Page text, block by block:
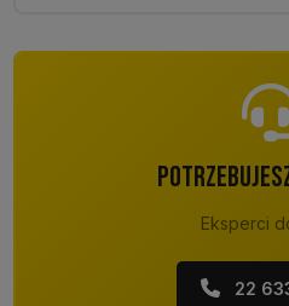
Eksperci
22